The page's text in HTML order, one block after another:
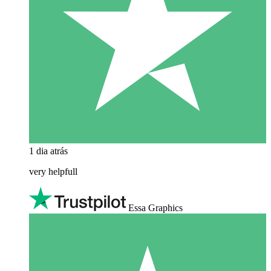
1 dia atrás
very helpfull
Essa Graphics